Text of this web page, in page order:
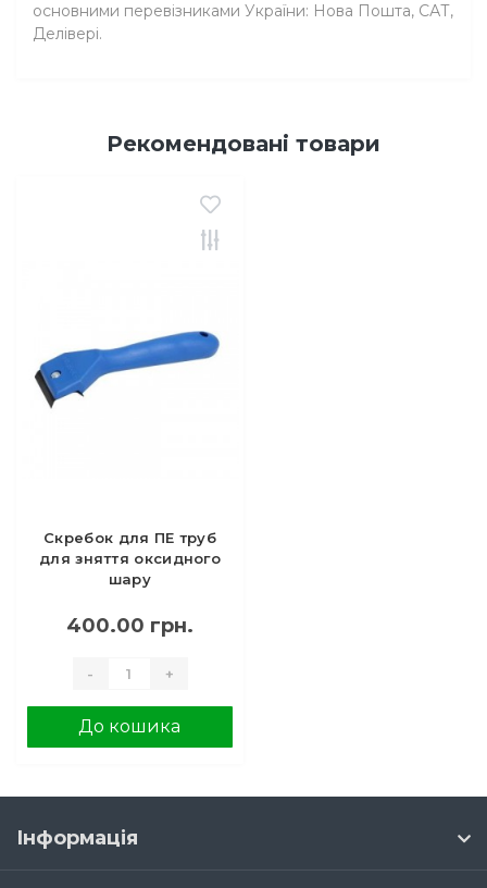
основними перевізниками України: Нова Пошта, САТ,
Делівері.
Рекомендовані товари
Скребок для ПЕ труб
для зняття оксидного
шару
400.00 грн.
- +
До кошика
Інформація